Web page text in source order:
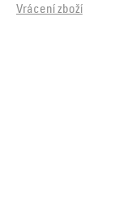
Vrácení zboží